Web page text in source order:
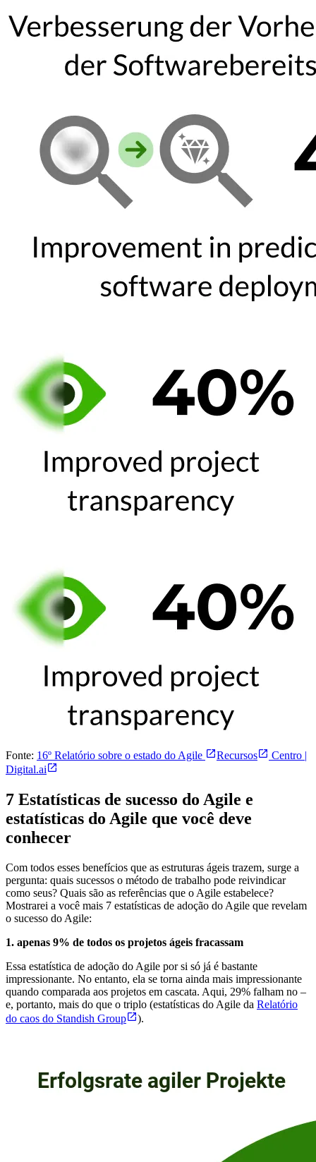
Fonte: 16º Relatório sobre o estado do Agile Recursos
Centro |
Digital.ai
7 Estatísticas de sucesso do Agile e
estatísticas do Agile que você deve
conhecer
Com todos esses benefícios que as estruturas ágeis trazem, surge a
pergunta: quais sucessos o método de trabalho pode reivindicar
como seus? Quais são as referências que o Agile estabelece?
Mostrarei a você mais 7 estatísticas de adoção do Agile que revelam
o sucesso do Agile:
1. apenas 9% de todos os projetos ágeis fracassam
Essa estatística de adoção do Agile por si só já é bastante
impressionante. No entanto, ela se torna ainda mais impressionante
quando comparada aos projetos em cascata. Aqui, 29% falham no –
e, portanto, mais do que o triplo (estatísticas do Agile da Relatório
do caos do Standish Group
).